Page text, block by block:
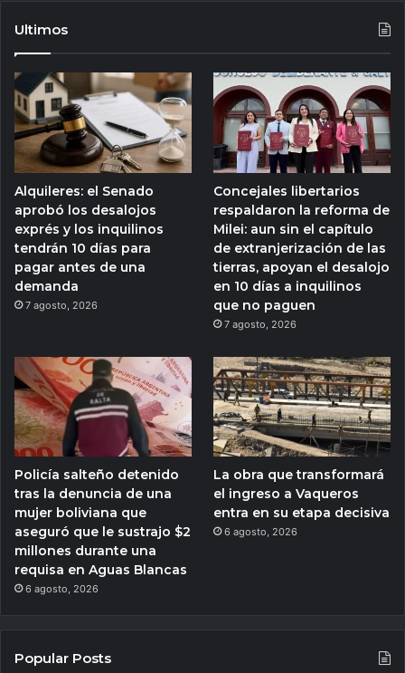
Ultimos
Alquileres: el Senado
aprobó los desalojos
exprés y los inquilinos
tendrán 10 días para
pagar antes de una
demanda
7 agosto, 2026
Concejales libertarios
respaldaron la reforma de
Milei: aun sin el capítulo
de extranjerización de las
tierras, apoyan el desalojo
en 10 días a inquilinos
que no paguen
7 agosto, 2026
Policía salteño detenido
tras la denuncia de una
mujer boliviana que
aseguró que le sustrajo $2
millones durante una
requisa en Aguas Blancas
6 agosto, 2026
La obra que transformará
el ingreso a Vaqueros
entra en su etapa decisiva
6 agosto, 2026
Popular Posts